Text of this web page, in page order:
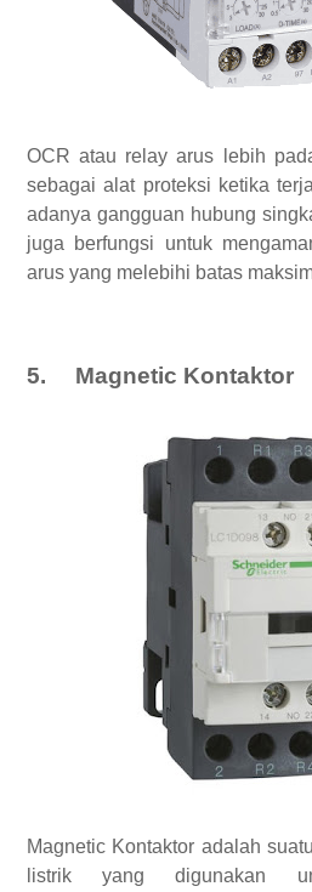
OCR atau relay arus lebih
sebagai alat proteksi ketika
adanya gangguan hubung
juga berfungsi untuk
arus yang melebihi batas
5. Magnetic Kontaktor
Magnetic Kontaktor adalah
listrik yang digunakan